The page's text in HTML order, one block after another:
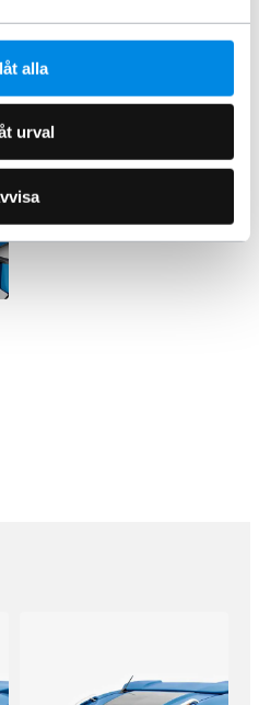
alla
urval
Lägg i varukorg